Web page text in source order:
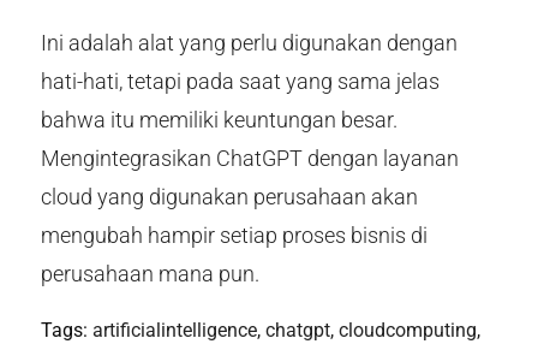
Ini adalah alat yang perlu digunakan dengan
hati-hati, tetapi pada saat yang sama jelas
bahwa itu memiliki keuntungan besar.
Mengintegrasikan ChatGPT dengan layanan
cloud yang digunakan perusahaan akan
mengubah hampir setiap proses bisnis di
perusahaan mana pun.
Tags: artificialintelligence, chatgpt, cloudcomputing,